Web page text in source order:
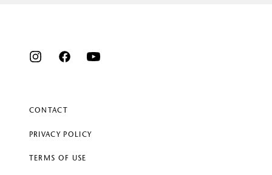
CONTACT
PRIVACY POLICY
TERMS OF USE